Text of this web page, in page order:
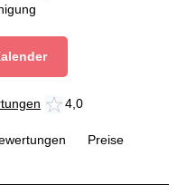
4,0
Preise